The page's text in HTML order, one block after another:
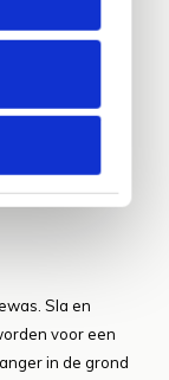
groei en een
is het
dat je
om de
en
Sla en
voor een
in de grond